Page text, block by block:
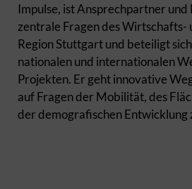
Impulse, ist Ansprechpartner
zentrale Fragen des Wirtschafts-
Region Stuttgart und beteiligt
nationalen und internationalen
Projekten. Er geht innovative
auf Fragen der Mobilität, des
der demografischen Entwicklung